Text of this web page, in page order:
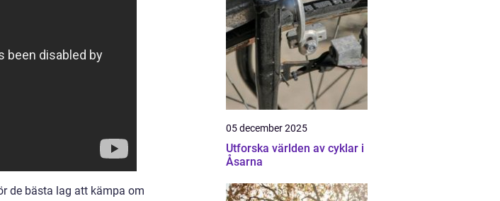
de bästa lag att kämpa om
05 december 2025
Utforska världen av cyklar i
Åsarna